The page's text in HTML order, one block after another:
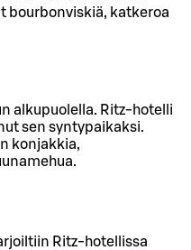
bourbonviskiä, katkeroa
alkupuolella. Ritz-hotelli
sen syntypaikaksi.
konjakkia,
Ritz-hotellissa